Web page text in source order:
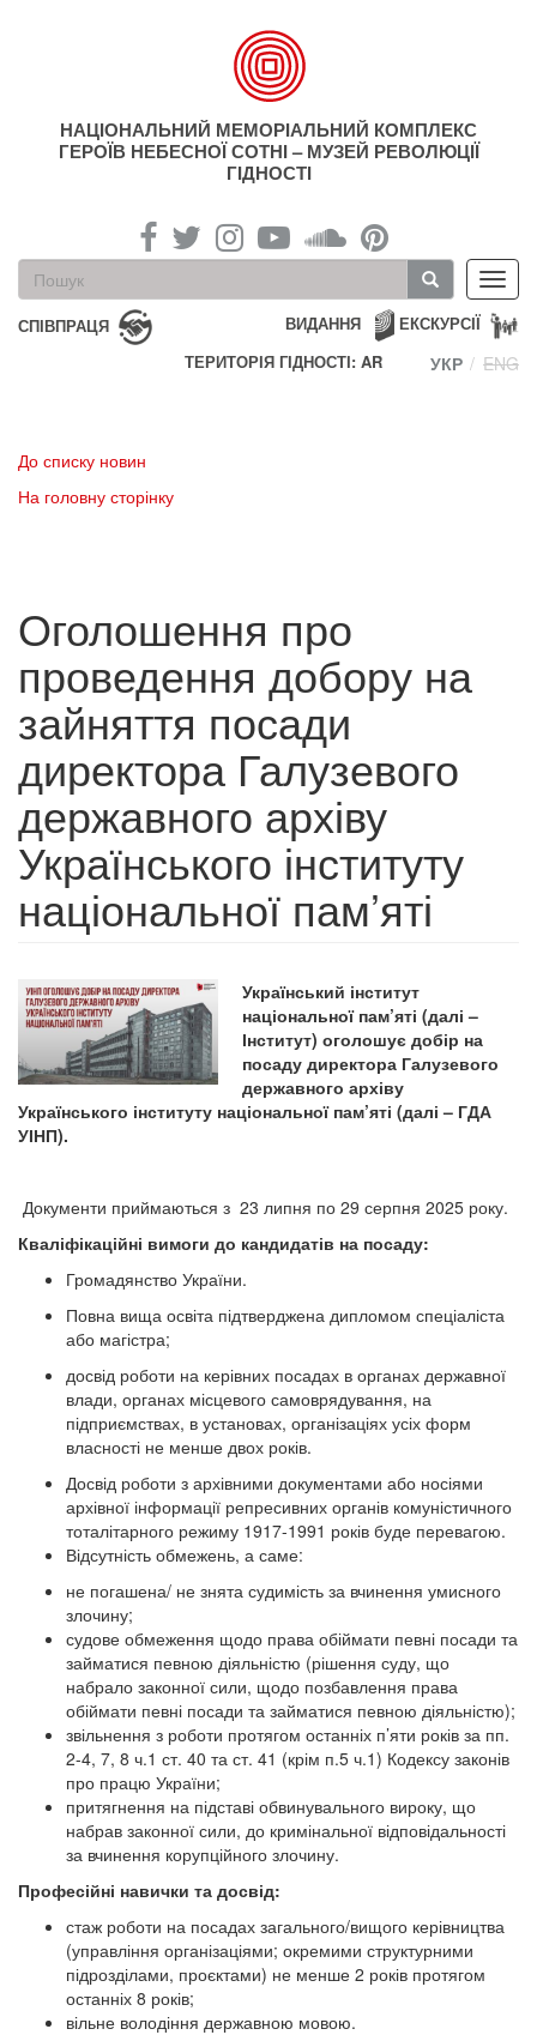
НАЦІОНАЛЬНИЙ МЕМОРІАЛЬНИЙ КОМПЛЕКС
ГЕРОЇВ НЕБЕСНОЇ СОТНІ – МУЗЕЙ РЕВОЛЮЦІЇ
ГІДНОСТІ
Пошукова
форма
Пошук
СПІВПРАЦЯ ЕКСКУРСІЇ
ВИДАННЯ
ТЕРИТОРІЯ ГІДНОСТІ: AR
УКР ENG
До списку новин
На головну сторінку
Оголошення про
проведення добору на
зайняття посади
директора Галузевого
державного архіву
Українського інституту
національної пам’яті
Український інститут
національної пам’яті (далі –
Інститут) оголошує добір на
посаду директора Галузевого
державного архіву
Українського інституту національної пам’яті (далі – ГДА
УІНП).
Документи приймаються з 23 липня по 29 серпня 2025 року.
Кваліфікаційні вимоги до кандидатів на посаду:
Громадянство України.
Повна вища освіта підтверджена дипломом спеціаліста
або магістра;
досвід роботи на керівних посадах в органах державної
влади, органах місцевого самоврядування, на
підприємствах, в установах, організаціях усіх форм
власності не менше двох років.
Досвід роботи з архівними документами або носіями
архівної інформації репресивних органів комуністичного
тоталітарного режиму 1917-1991 років буде перевагою.
Відсутність обмежень, а саме:
не погашена/ не знята судимість за вчинення умисного
злочину;
судове обмеження щодо права обіймати певні посади та
займатися певною діяльністю (рішення суду, що
набрало законної сили, щодо позбавлення права
обіймати певні посади та займатися певною діяльністю);
звільнення з роботи протягом останніх п’яти років за пп.
2-4, 7, 8 ч.1 ст. 40 та ст. 41 (крім п.5 ч.1) Кодексу законів
про працю України;
притягнення на підставі обвинувального вироку, що
набрав законної сили, до кримінальної відповідальності
за вчинення корупційного злочину.
Професійні навички та досвід:
стаж роботи на посадах загального/вищого керівництва
(управління організаціями; окремими структурними
підрозділами, проєктами) не менше 2 років протягом
останніх 8 років;
вільне володіння державною мовою.